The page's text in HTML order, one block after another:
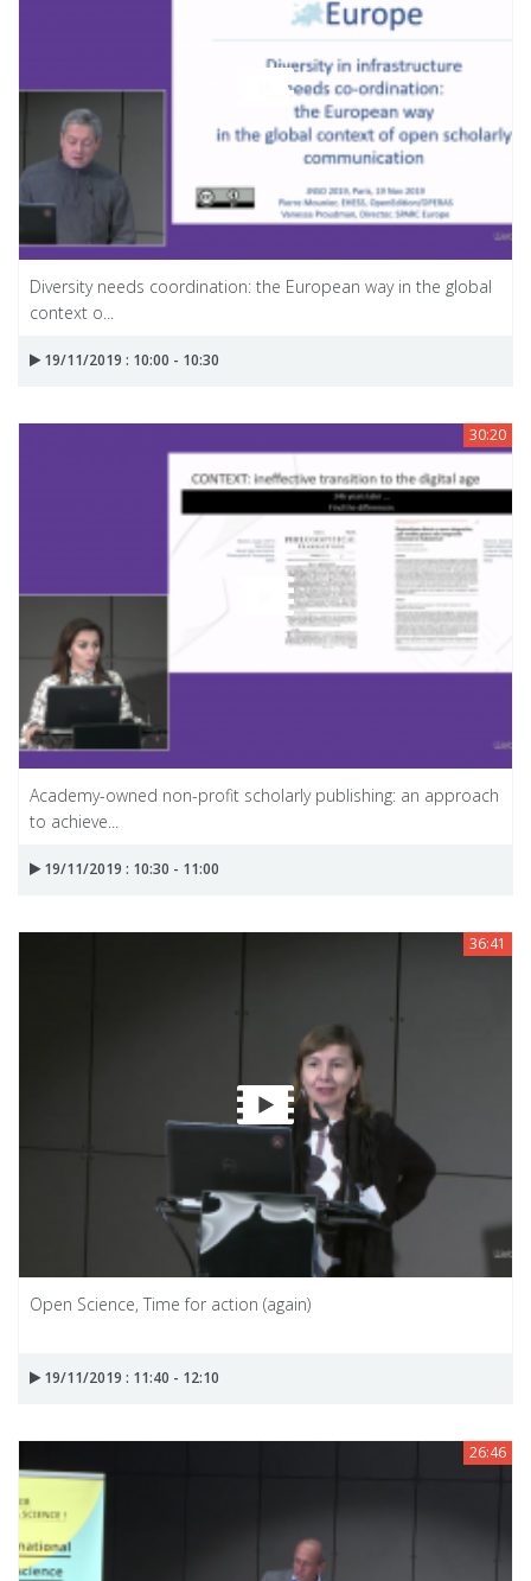
Diversity needs coordination: the European way in the global
context o...
19/11/2019 : 10:00 - 10:30
30:20
Academy-owned non-profit scholarly publishing: an approach
to achieve...
19/11/2019 : 10:30 - 11:00
36:41
Open Science, Time for action (again)
19/11/2019 : 11:40 - 12:10
26:46